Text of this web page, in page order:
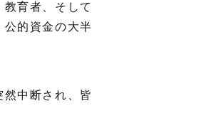
育者、そして
的資金の大半
中断され、皆